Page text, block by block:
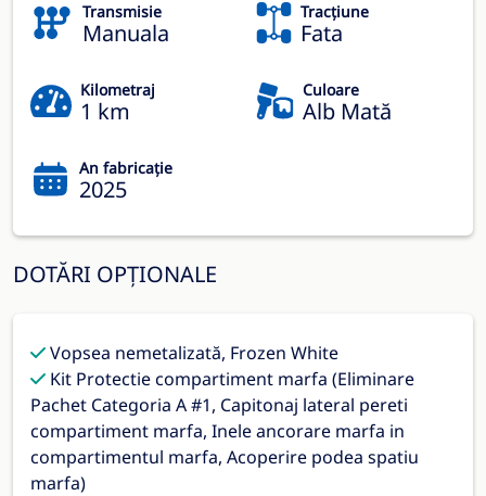
Transmisie
Manuala
Tracțiune
Fata
Kilometraj
1 km
Culoare
Alb Mată
An fabricație
2025
DOTĂRI OPȚIONALE
Vopsea nemetalizată, Frozen White
Kit Protectie compartiment marfa (Eliminare
Pachet Categoria A #1, Capitonaj lateral pereti
compartiment marfa, Inele ancorare marfa in
compartimentul marfa, Acoperire podea spatiu
marfa)